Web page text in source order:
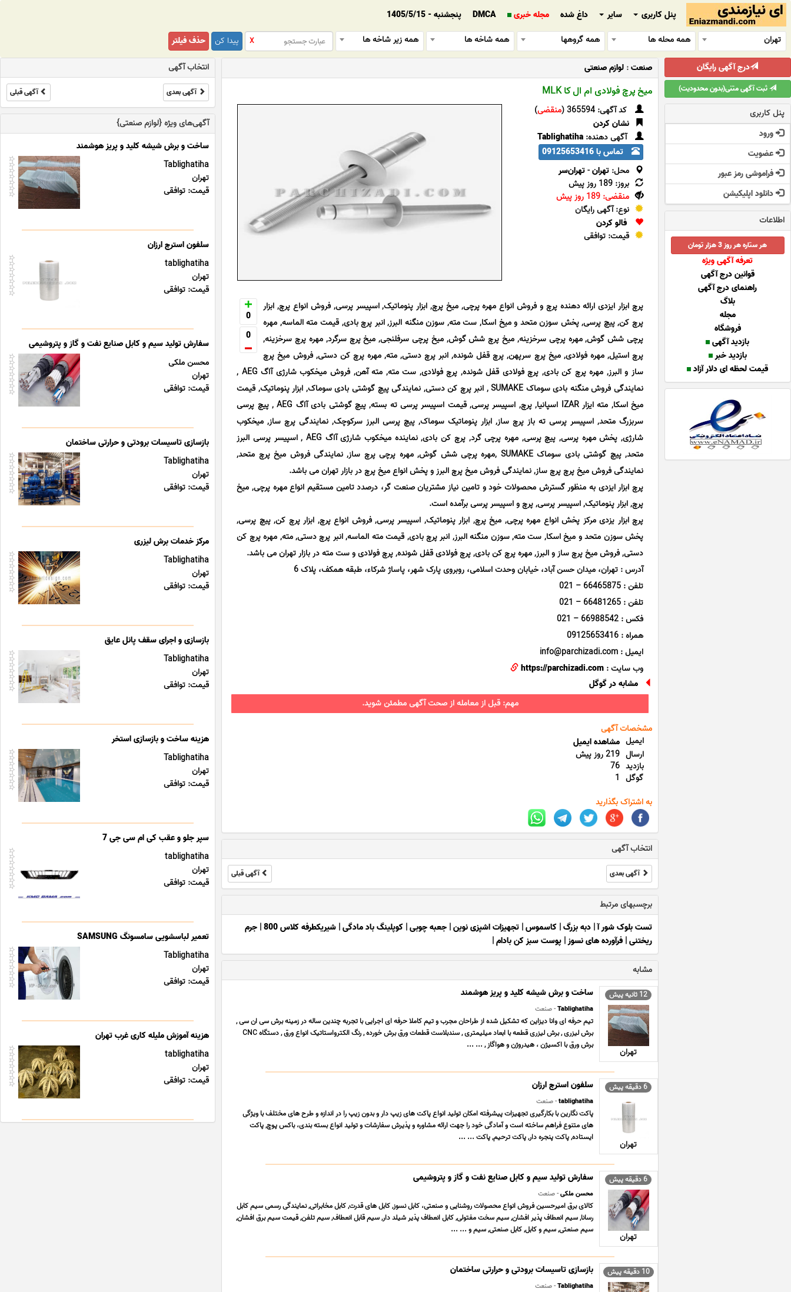
پنل کاربری سایر داغ شده مجله خبری DMCA
پنجشنبه - 1405/5/15
تهران
همه محله ها همه گروهها همه شاخه ها همه زیر شاخه ها X پیدا کن
حذف فیلتر
صنعت:لوازم صنعتی
میخ پرچ فولادی ام ال کا MLK
کد آگهی: 365594 ( منقضی)
نشان کردن
آگهی دهنده:Tablighatiha
تماس با 09125653416
محل:تهران-تهران‌سر
بروز: 189 روز پیش
منقضی: 189 روز پیش
نوع: آگهی رایگان
فالو کردن
قیمت: توافقی
0
0
پرچ ابزار ایزدی ارائه دهنده پرچ و فروش انواع مهره پرچی, میخ پرچ, ابزار پنوماتیک, اسپیسر پرسی, فروش انواع پرچ, ابزار
پرچ کن, پیچ پرسی, پخش سوزن متحد و میخ اسکا, ست مته, سوزن منگنه البرز, انبر پرچ بادی, قیمت مته الماسه, مهره
پرچی شش گوش, مهره پرچی سرخزینه, میخ پرچ شش گوش, میخ پرچی سرفلنجی, میخ پرچ سرگرد, مهره پرچ سرخزینه,
پرچ استیل, مهره فولادی, میخ پرچ سرپهن, پرچ قفل شونده, انبر پرچ دستی, مته, مهره پرچ کن دستی, فروش میخ پرچ
ساز و البرز, مهره پرچ کن بادی, پرچ فولادی قفل شونده, پرچ فولادی, ست مته, مته آهن, فروش میخکوب شارژی آاگ AEG ,
نمایندگی فروش منگنه بادی سوماک SUMAKE , انبر پرچ کن دستی, نمایندگی پیچ گوشتی بادی سوماک, ابزار پنوماتیک, قیمت
میخ اسکا, مته ایزار IZAR اسپانیا, پرچ, اسپیسر پرسی, قیمت اسپیسر پرسی ته بسته, پیچ گوشتی بادی آاگ AEG , پیچ پرسی
سربزرگ متحد, اسپیسر پرسی ته باز پرچ ساز, ابزار پنوماتیک سوماک, پیچ پرسی البرز سرکوچک, نمایندگی پرچ ساز, میخکوب
شارژی, پخش مهره پرسی, پیچ پرسی, مهره پرچی گرد, پرچ کن بادی, نماینده میخکوب شارژی آاگ AEG , اسپیسر پرسی البرز
متحد, پیچ گوشتی بادی سوماک SUMAKE ,مهره پرچی شش گوش, مهره پرچی پرچ ساز, نمایندگی فروش میخ پرچ متحد,
نمایندگی فروش میخ پرچ پرچ ساز, نمایندگی فروش میخ پرچ البرز و پخش انواع میخ پرچ در بازار تهران می باشد.
پرچ ابزار ایزدی به منظور گسترش محصولات خود و تامین نیاز مشتریان صنعت گر، درصدد تامین مستقیم انواع مهره پرچی, میخ
پرچ, ابزار پنوماتیک, اسپیسر پرسی, پرچ و اسپیسر پرسی برآمده است.
پرچ ابزار یزدی مرکز پخش انواع مهره پرچی, میخ پرچ, ابزار پنوماتیک, اسپیسر پرسی, فروش انواع پرچ, ابزار پرچ کن, پیچ پرسی,
پخش سوزن متحد و میخ اسکا, ست مته, سوزن منگنه البرز, انبر پرچ بادی, قیمت مته الماسه, انبر پرچ دستی, مته, مهره پرچ کن
دستی, فروش میخ پرچ ساز و البرز, مهره پرچ کن بادی, پرچ فولادی قفل شونده, پرچ فولادی و ست مته در بازار تهران می باشد.
آدرس : تهران، میدان حسن آباد، خیابان وحدت اسلامی، روبروی پارک شهر، پاساژ شرکاء، طبقه همکف، پلاک 6
تلفن : 66465875 – 021
تلفن : 66481265 – 021
فکس : 66988542 – 021
همراه : 09125653416
ایمیل : info@parchizadi.com
وب سایت :https://parchizadi.com
مشابه در گوگل
مهم: قبل از معامله از صحت آگهی مطمئن شوید.
مشخصات آگهی
ایمیل مشاهده ایمیل
ارسال 219 روز پیش
بازدید 76
گوگل 1
به اشتراک بگذارید
انتخاب آگهی
آگهی بعدی آگهی قبلی
برچسبهای مرتبط
تست بلوک شور آ|دبه بزرگ| کاسموس|تجهیزات اشپزی نوین|جعبه چوبی| کوپلینگ باد مادگی|شیریکطرفه کلاس 800 |جرم
ریختنی|فرآورده های نسوز|پوست سبز کن بادام|
مشابه
12 ثانیه پیش
تهران
ساخت و برش شیشه کلید و پریز هوشمند
Tablighatiha- صنعت
تیم حرفه ای وانا دیزاین که تشکیل شده از طراحان مجرب و تیم کاملا حرفه ای اجرایی با تجربه چندین ساله در زمینه برش سی ان سی ,
برش لیزری , برش لیزری قطعه با ابعاد میلیمتری , سندبلاست قطعات ورق برش خورده , رنگ الکترواستاتیک انواع ورق , دستگاه CNC
برش ورق با اکسیژن ، هیدروژن و هواگاز , ... ...
6 دقیقه پیش
تهران
سلفون استرچ ارزان
tablighatiha- صنعت
پاکت نگارین با بکارگیری تجهیزات پیشرفته امکان تولید انواع پاکت های زیپ دار و بدون زیپ را در اندازه و طرح های مختلف با ویژگی
های متنوع فراهم ساخته است و آمادگی خود را جهت ارائه مشاوره و پذیرش سفارشات و تولید انواع بسته بندی، باکس پوچ, پاکت
ایستاده, پاکت پنجره دار, پاکت ترحیم, پاکت ... ...
6 دقیقه پیش
تهران
سفارش تولید سیم و کابل صنایع نفت و گاز و پتروشیمی
محسن ملکی- صنعت
کالای برق امیرحسین فروش انواع محصولات روشنایی و صنعتی، کابل نسوز, کابل های قدرت, کابل مخابراتی, نمایندگی رسمی سیم کابل
رسانا, سیم انعطاف پذیر افشان, سیم سخت مفتولی, کابل انعطاف پذیر شیلد دار, سیم قابل انعطاف, سیم تلفن, قیمت سیم برق افشان,
سیم صنعتی, سیم و کابل, کابل صنعتی, سیم و ... ...
10 دقیقه پیش بازسازی تاسیسات برودتی و حرارتی ساختمان
Tablighatiha- صنعت
انتخاب آگهی
آگهی بعدی آگهی قبلی
آگهی‌های ویژه {لوازم صنعتی}
ساخت و برش شیشه کلید و پریز هوشمند
Tablighatiha
تهران
قیمت: توافقی
سلفون استرچ ارزان
tablighatiha
تهران
قیمت: توافقی
سفارش تولید سیم و کابل صنایع نفت و گاز و پتروشیمی
محسن ملکی
تهران
قیمت: توافقی
بازسازی تاسیسات برودتی و حرارتی ساختمان
Tablighatiha
تهران
قیمت: توافقی
مرکز خدمات برش لیزری
Tablighatiha
تهران
قیمت: توافقی
بازسازی و اجرای سقف پانل عایق
Tablighatiha
تهران
قیمت: توافقی
هزینه ساخت و بازسازی استخر
Tablighatiha
تهران
قیمت: توافقی
سپر جلو و عقب کی ام سی جی 7
tablighatiha
تهران
قیمت: توافقی
تعمیر لباسشویی سامسونگ SAMSUNG
Tablighatiha
تهران
قیمت: توافقی
هزینه آموزش ملیله کاری غرب تهران
tablighatiha
تهران
قیمت: توافقی
درج آگهی رایگان
ثبت آگهی متنی(بدون محدودیت)
پنل کاربری
ورود
عضویت
فراموشی رمز عبور
دانلود اپلیکیشن
اطلاعات
هر ستاره هر روز 3 هزار تومان
تعرفه آگهی ویژه
قوانین درج آگهی
راهنمای درج آگهی
بلاگ
مجله
فروشگاه
بازدید آگهی
بازدید خبر
قیمت لحظه ای دلار آزاد